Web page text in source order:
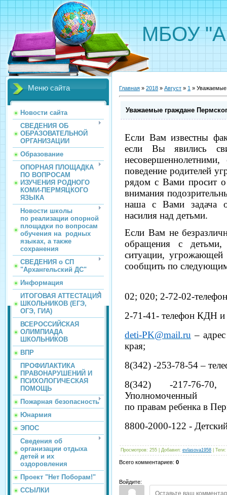
МБОУ
Меню сайта
Новости сайта
СВЕДЕНИЯ ОБ
ОБРАЗОВАТЕЛЬНОЙ
ОРГАНИЗАЦИИ
Образование
ОПОРНАЯ ПЛОЩАДКА
ПО ВОПРОСАМ
ИЗУЧЕНИЯ РОДНОГО
КОМИ-ПЕРМЯЦКОГО
ЯЗЫКА
Новости школы
по реализации опорной
площадки по вопросам
обучения на родных
языках, а также
сохранения
СВЕДЕНИЯ о СП
"Архангельский ДС"
Информация
ИТОГОВАЯ АТТЕСТАЦИЯ
ШКОЛЬНИКОВ (ЕГЭ,
ОГЭ, ГИА)
ВСЕРОССИЙСКАЯ
ОЛИМПИАДА
ШКОЛЬНИКОВ
ВПР
ПРОФИЛАКТИКА
ПРАВОНАРУШЕНИЙ И
ПСИХОЛОГИЧЕСКАЯ
ПОМОЩЬ
Пожарная безопасность
Юнармия
ЭПОС
Сведения об
организации отдыха
детей и их
оздоровления
Проект "Нет Поборам!"
ССЫЛКИ
Главная » 2018 » Август » 1 » Уважаемые
Уважаемые граждане
Если Вам известны
если Вы явились
поведение родителей
рядом с Вами просит о
внимания
наша с Вами задача
насилия над детьми.
Если Вам не
обращения с
ситуации,
сообщить по
02; 020; 2-72-02-
2-71-41- телефон КДН
deti-PK@mail.ru –
края;
8(342) -253-78-54 –
8(342) -217-76-
Уполномоченный
по правам ребенка в
8800-2000-122 -
Просмотров: 255 Добавил: evlasova1958 Теги:
Всего комментариев: 0
Войдите: